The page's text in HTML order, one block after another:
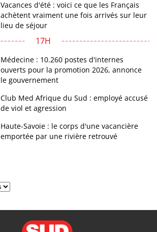
Vacances d'été : voici ce que les Français
achètent vraiment une fois arrivés sur leur
lieu de séjour
17H
Médecine : 10.260 postes d'internes
ouverts pour la promotion 2026, annonce
le gouvernement
Club Med Afrique du Sud : employé accusé
de viol et agression
Haute-Savoie : le corps d'une vacancière
emportée par une rivière retrouvé